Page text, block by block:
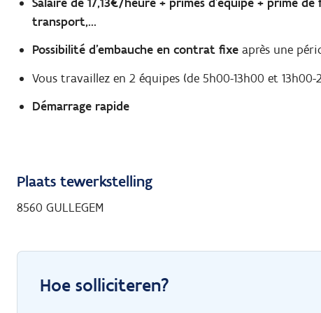
transport,...
Possibilité d'embauche en contrat fixeaprès une
Vous travaillez en 2 équipes (de 5h00-13h00 et 13h00-
Démarrage rapide
Plaats tewerkstelling
8560 GULLEGEM
Hoe solliciteren?